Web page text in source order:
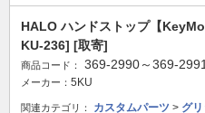
HALO ハンドストップ【
KU-236] [取寄]
商品コード： 369-2990～369-2991
メーカー： 5KU
関連カテゴリ： カスタムパーツ > グ